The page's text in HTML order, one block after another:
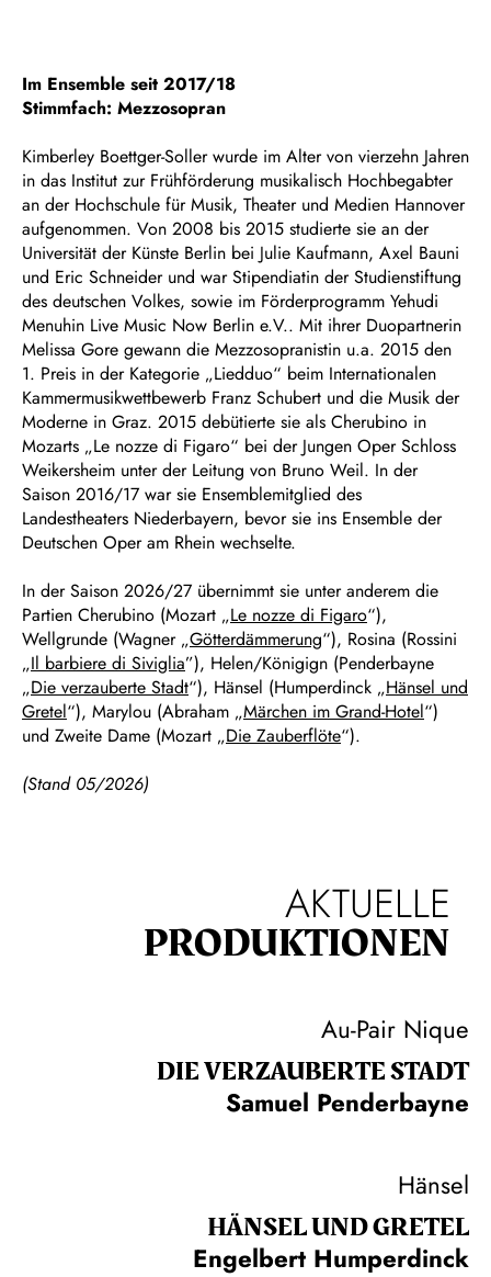
Im Ensemble seit 2017/18
Stimmfach: Mezzosopran
Kimberley Boettger-Soller wurde im Alter von vierzehn Jahren
in das Institut zur Frühförderung musikalisch Hochbegabter
an der Hochschule für Musik, Theater und Medien Hannover
aufgenommen. Von 2008 bis 2015 studierte sie an der
Universität der Künste Berlin bei Julie Kaufmann, Axel Bauni
und Eric Schneider und war Stipendiatin der Studienstiftung
des deutschen Volkes, sowie im Förderprogramm Yehudi
Menuhin Live Music Now Berlin e.V.. Mit ihrer Duopartnerin
Melissa Gore gewann die Mezzosopranistin u.a. 2015 den
1. Preis in der Kategorie „Liedduo“ beim Internationalen
Kammermusikwettbewerb Franz Schubert und die Musik der
Moderne in Graz. 2015 debütierte sie als Cherubino in
Mozarts „Le nozze di Figaro“ bei der Jungen Oper Schloss
Weikersheim unter der Leitung von Bruno Weil. In der
Saison 2016/17 war sie Ensemblemitglied des
Landestheaters Niederbayern, bevor sie ins Ensemble der
Deutschen Oper am Rhein wechselte.
In der Saison 2026/27 übernimmt sie unter anderem die
Partien Cherubino (Mozart „Le nozze di Figaro“),
Wellgrunde (Wagner „Götterdämmerung“), Rosina (Rossini
„Il barbiere di Siviglia”), Helen/Königign (Penderbayne
„Die verzauberte Stadt“), Hänsel (Humperdinck „Hänsel und
Gretel“), Marylou (Abraham „Märchen im Grand-Hotel“)
und Zweite Dame (Mozart „Die Zauberflöte“).
(Stand 05/2026)
AKTUELLE
PRODUKTIONEN
Au-Pair Nique
DIE VERZAUBERTE STADT
Samuel Penderbayne
Hänsel
HÄNSEL UND GRETEL
Engelbert Humperdinck